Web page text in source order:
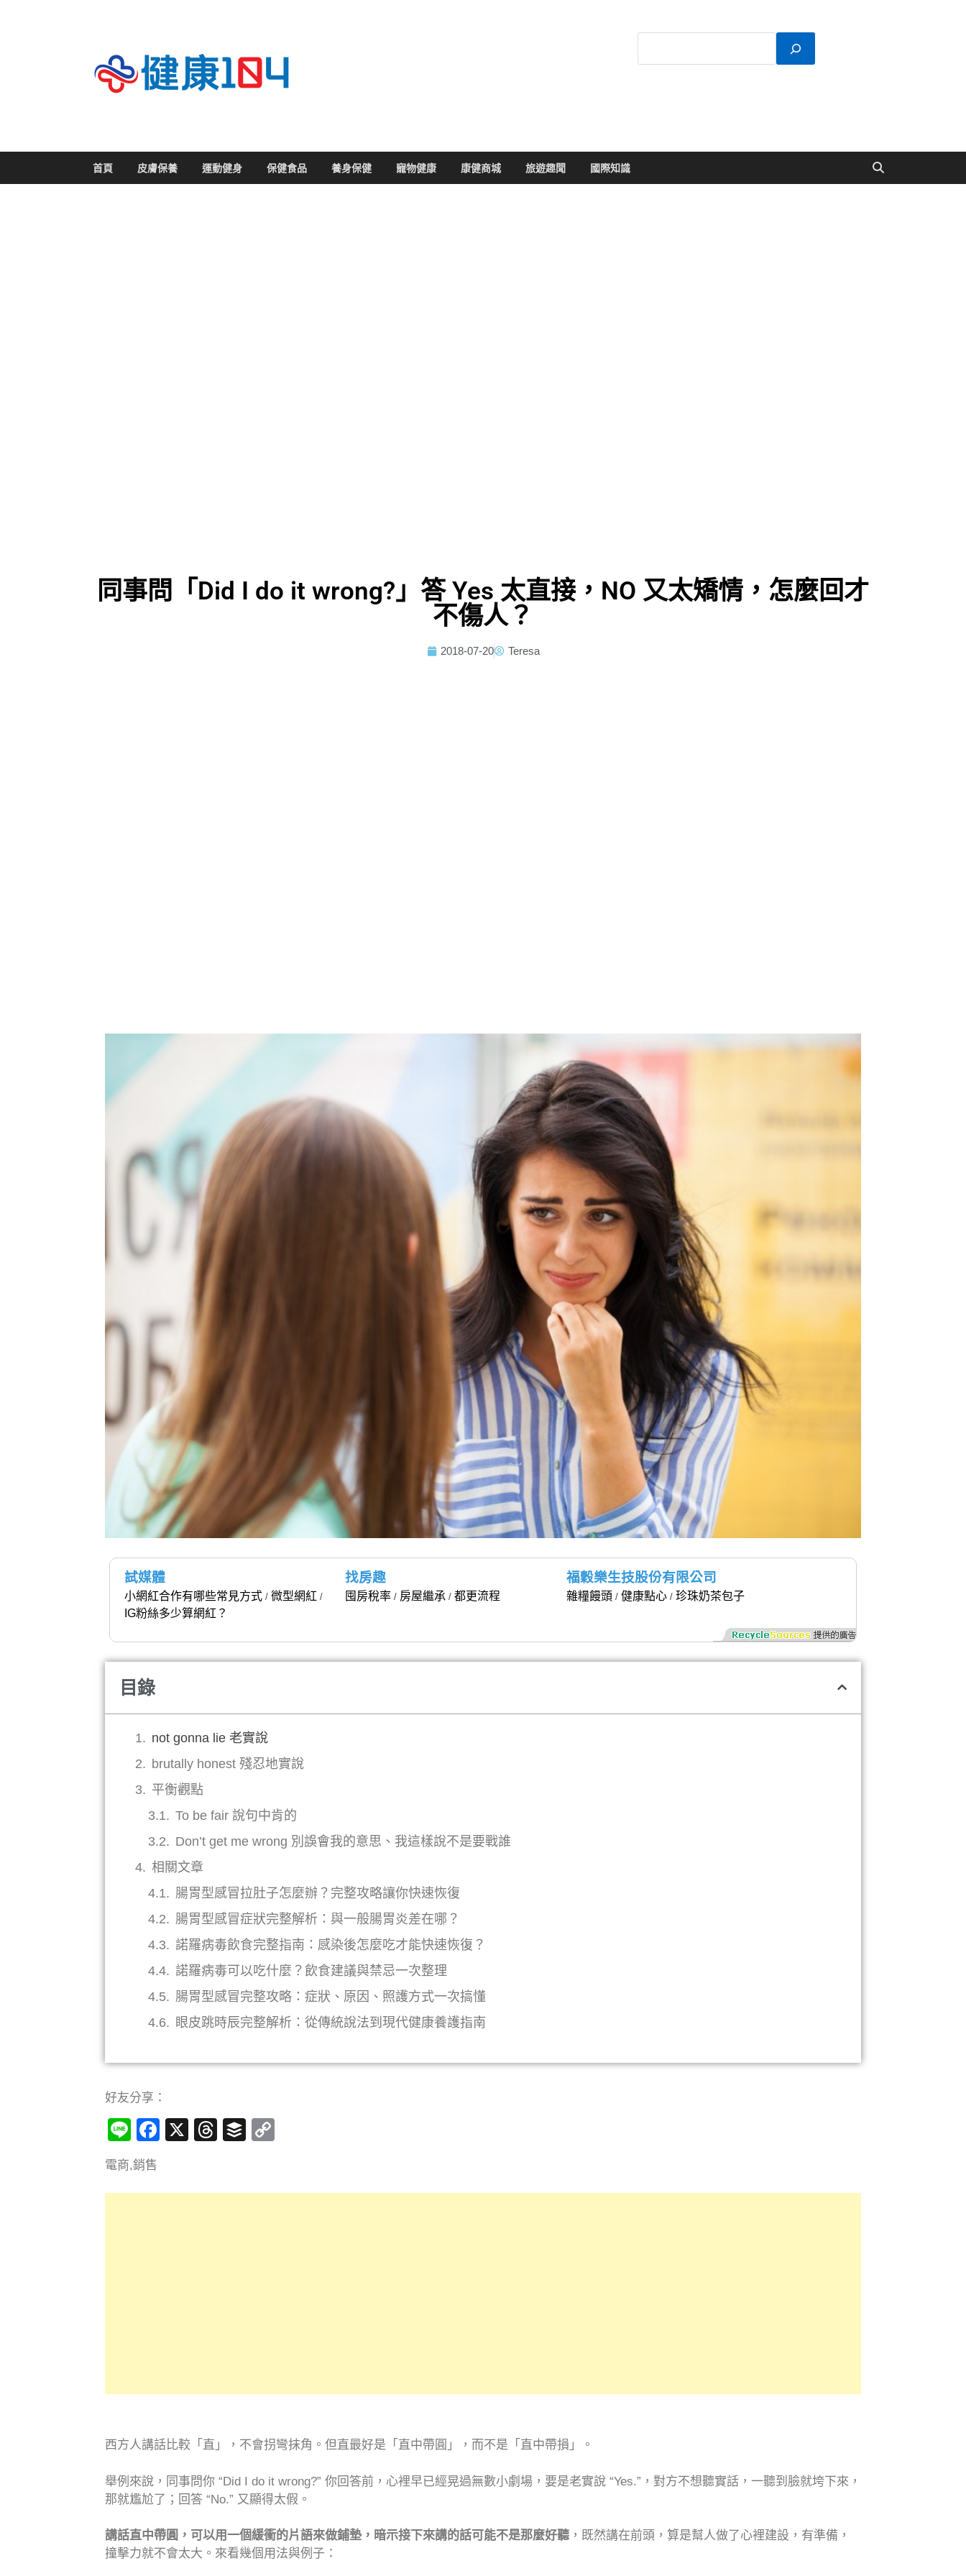
首頁 皮膚保養 運動健身 保健食品 養身保健 寵物健康 康健商城 旅遊趣聞 國際知識
同事問「Did I do it wrong?」答 Yes 太直接，NO 又太矯情，怎麼回才
不傷人？
2018-07-20 Teresa
試媒體
小網紅合作有哪些常見方式 /微型網紅 /
IG粉絲多少算網紅？
找房趣
囤房稅率 / 房屋繼承 /都更流程
福穀樂生技股份有限公司
雜糧饅頭 / 健康點心/ 珍珠奶茶包子
目錄
not gonna lie 老實說
brutally honest 殘忍地實說
平衡觀點
To be fair 說句中肯的
Don’t get me wrong 別誤會我的意思、我這樣說不是要戰誰
相關文章
腸胃型感冒拉肚子怎麼辦？完整攻略讓你快速恢復
腸胃型感冒症狀完整解析：與一般腸胃炎差在哪？
諾羅病毒飲食完整指南：感染後怎麼吃才能快速恢復？
諾羅病毒可以吃什麼？飲食建議與禁忌一次整理
腸胃型感冒完整攻略：症狀、原因、照護方式一次搞懂
眼皮跳時辰完整解析：從傳統說法到現代健康養護指南
好友分享：
LineFacebook
X Threads
Buffer
電商,銷售
西方人講話比較「直」，不會拐彎抹角。但直最好是「直中帶圓」，而不是「直中帶損」。
舉例來說，同事問你 “Did I do it wrong?” 你回答前，心裡早已經晃過無數小劇場，要是老實說 “Yes.”，對方不想聽實話，一聽到臉就垮下來，
那就尷尬了；回答 “No.” 又顯得太假。
講話直中帶圓，可以用一個緩衝的片語來做鋪墊，暗示接下來講的話可能不是那麼好聽，既然講在前頭，算是幫人做了心裡建設，有準備，
撞擊力就不會太大。來看幾個用法與例子：